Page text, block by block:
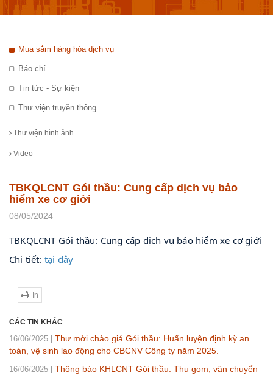
Mua sắm hàng hóa dịch vụ
Báo chí
Tin tức - Sự kiện
Thư viện truyền thông
Thư viện hình ảnh
Video
TBKQLCNT Gói thầu: Cung cấp dịch vụ bảo
hiểm xe cơ giới
08/05/2024
TBKQLCNT Gói thầu: Cung cấp dịch vụ bảo hiểm xe cơ giới
Chi tiết: tại đây
In
CÁC TIN KHÁC
16/06/2025
Thư mời chào giá Gói thầu: Huấn luyện định kỳ an
toàn, vệ sinh lao động cho CBCNV Công ty năm 2025.
16/06/2025
Thông báo KHLCNT Gói thầu: Thu gom, vận chuyển